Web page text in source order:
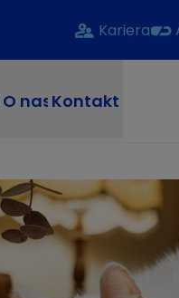
Kariera
O nas Kontakt